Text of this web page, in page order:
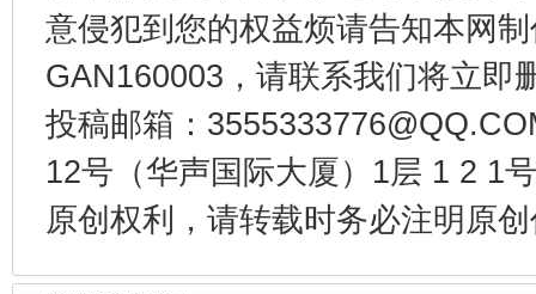
意侵犯到您的权益烦请告知本网
GAN160003，请联系我们将立即
投稿邮箱：
12号（华声国际大厦）1层 1 2 1
原创权利，请转载时务必注明原
千年窑火 生生不息 一